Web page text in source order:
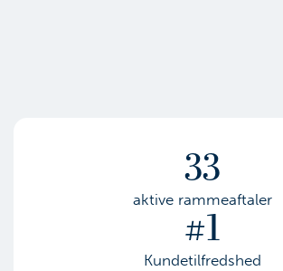
33
aktive rammeaftaler
#1
Kundetilfredshed